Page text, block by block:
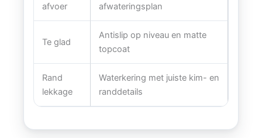
afvoer
afwateringsplan
Te glad
Antislip op niveau en matte
topcoat
Rand
lekkage
Waterkering met juiste kim- en
randdetails